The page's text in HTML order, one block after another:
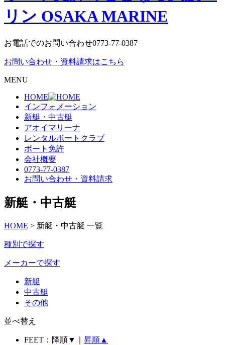
お電話でのお問い合わせ0773-77-0387
お問い合わせ・資料請求はこちら
MENU
HOME
インフォメーション
新艇・中古艇
アオイマリーナ
レンタルボートクラブ
ボート免許
会社概要
0773-77-0387
お問い合わせ・資料請求
新艇・中古艇
HOME > 新艇・中古艇 一覧
種別で探す
メーカーで探す
新艇
中古艇
その他
並べ替え
FEET：降順▼｜ 昇順▲